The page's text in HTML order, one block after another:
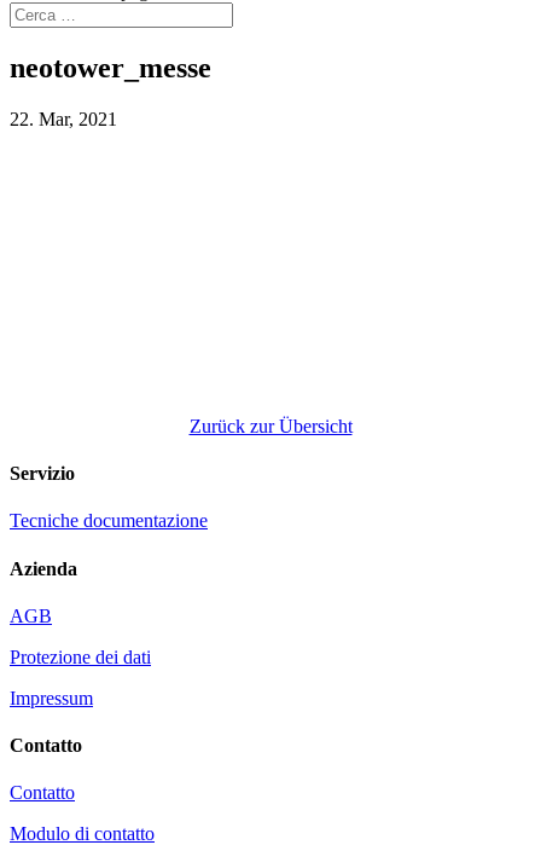
neotower_messe
22. Mar, 2021
Zurück zur Übersicht
Servizio
Tecniche documentazione
Azienda
AGB
Protezione dei dati
Impressum
Contatto
Contatto
Modulo di contatto